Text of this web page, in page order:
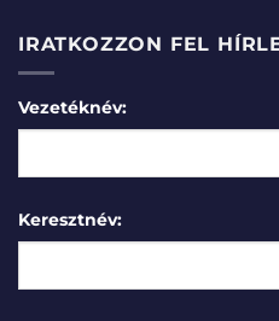
IRATKOZZON FEL
Vezetéknév:
Keresztnév: